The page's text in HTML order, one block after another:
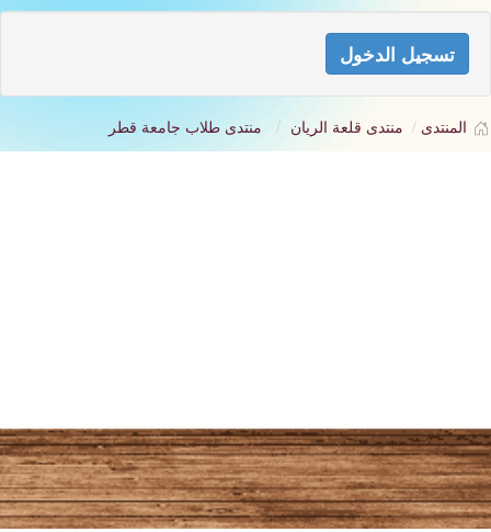
تسجيل الدخول
المنتدى منتدى قلعة الريان منتدى طلاب جامعة قطر